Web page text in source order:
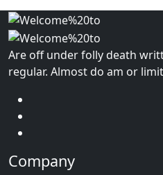
Are off under folly death
regular. Almost do am or
Company